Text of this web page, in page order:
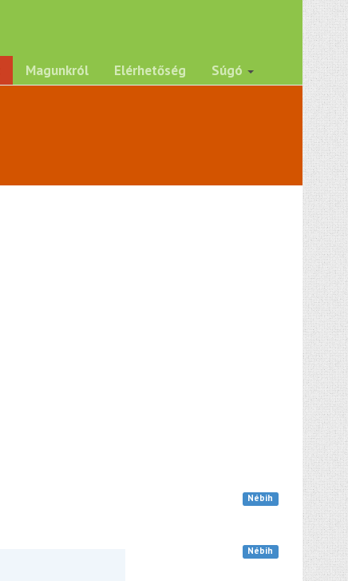
Magunkról Elérhetőség Súgó
Nébih
Nébih